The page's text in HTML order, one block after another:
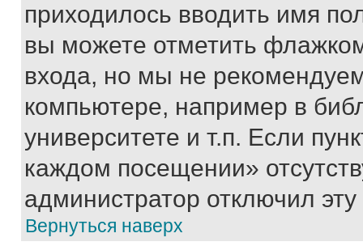
приходилось вводить имя
вы можете отметить
входа, но мы не
компьютере, например в
университете и т.п. Если
каждом посещении»
администратор отключил
Вернуться наверх